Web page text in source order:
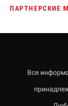
ПАРТНЕРСКИЕ
Вся